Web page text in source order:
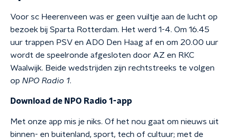
Voor sc Heerenveen was er geen vuiltje aan de lucht op
bezoek bij Sparta Rotterdam. Het werd 1-4. Om 16.45
uur trappen PSV en ADO Den Haag af en om 20.00 uur
wordt de speelronde afgesloten door AZ en RKC
Waalwijk. Beide wedstrijden zijn rechtstreeks te volgen
op NPO Radio 1.
Download de NPO Radio 1-app
Met onze app mis je niks. Of het nou gaat om nieuws uit
binnen- en buitenland, sport, tech of cultuur; met de